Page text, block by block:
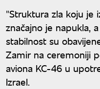
"Struktura zla koju je
značajno je napukla,
stabilnost su
Zamir na ceremoniji
aviona KC-46 u
Izrael.